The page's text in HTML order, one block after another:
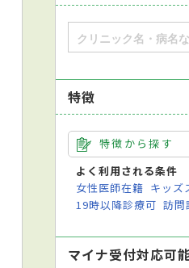
クレジットカード対応
特徴
特徴から探す
よく利用される条件
女性医師在籍 キッズ
19時以降診療可 訪問
マイナ受付対応可